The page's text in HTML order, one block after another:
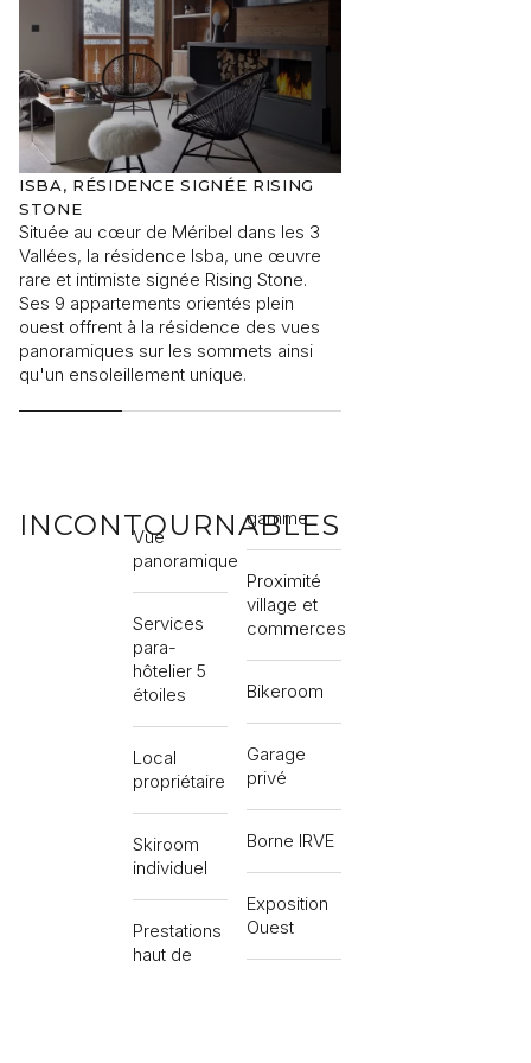
Je souhaite recevoir des informations sur l’actualité
Rising Stone.
Les informations recueillies sont nécessaires au traitement de votre
demande par Rising Stone. Vous pouvez consulter notre
de confidentialité. À tout moment, vous disposez d’un droit d’accès,
de modification et de suppression de vos données.
ISBA, RÉSIDENCE SIGNÉE RISING
STONE
Située au cœur de Méribel dans les 3
Vallées, la résidence Isba, une œuvre
rare et intimiste signée Rising Stone.
Ses 9 appartements orientés plein
ouest offrent à la résidence des vues
panoramiques sur les sommets ainsi
qu'un ensoleillement unique.
INCONTOURNABLES
Vue
panoramique
Services
para-
hôtelier 5
étoiles
Local
propriétaire
Skiroom
individuel
Prestations
haut de
gamme
Proximité
village et
commerces
Bikeroom
Garage
privé
Borne IRVE
Exposition
Ouest